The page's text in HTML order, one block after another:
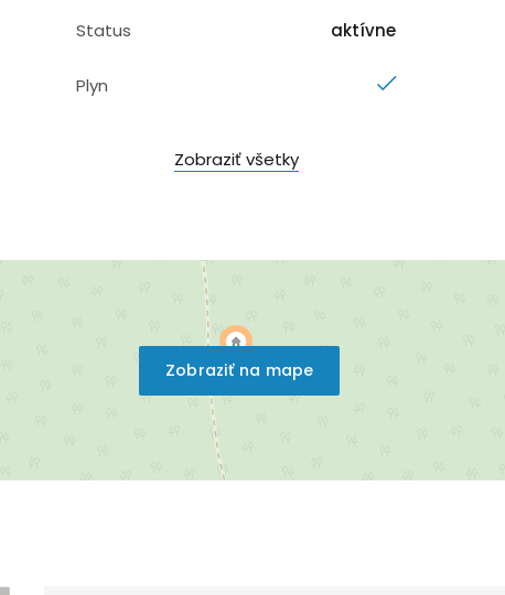
Status aktívne
Plyn
Zobraziť všetky
Zobraziť na mape